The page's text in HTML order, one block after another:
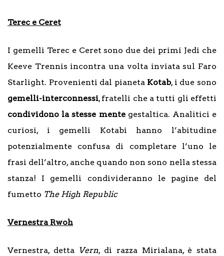
Terec e Ceret
I gemelli Terec e Ceret sono due dei primi Jedi che
Keeve Trennis incontra una volta inviata sul Faro
Starlight. Provenienti dal pianeta Kotab, i due sono
gemelli-interconnessi, fratelli che a tutti gli effetti
condividono la stesse mentegestaltica. Analitici e
curiosi, i gemelli Kotabi hanno l’abitudine
potenzialmente confusa di completare l’uno le
frasi dell’altro, anche quando non sono nella stessa
stanza! I gemelli condivideranno le pagine del
fumetto The High Republic
Vernestra Rwoh
Vernestra, detta Vern, di razza Mirialana, è stata